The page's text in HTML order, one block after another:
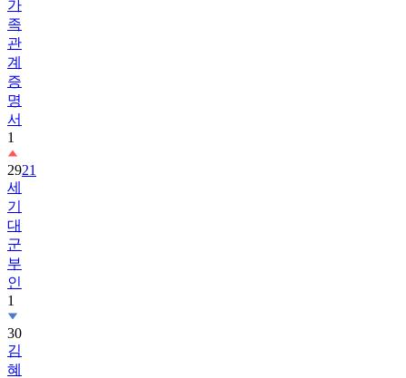
가
족
관
계
증
명
서
1
2921
세
기
대
군
부
인
1
30
김
혜